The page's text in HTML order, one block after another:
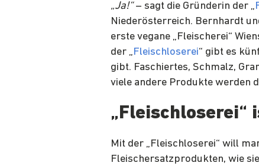
„Ja!“– sagt die Gründerin der „
Niederösterreich. Bernhardt
erste vegane „Fleischerei“
der „Fleischloserei“ gibt es
gibt. Faschiertes, Schmalz,
viele andere Produkte werden
„Fleischloserei“
Mit der „Fleischloserei“ will
Fleischersatzprodukten, wie